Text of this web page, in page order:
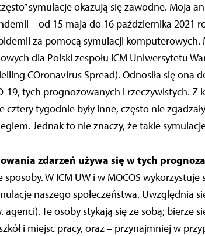
symulacje okazują się zawodne. Moja
– od 15 maja do 16 października 2021
za pomocą symulacji komputerowych.
dla Polski zespołu ICM Uniwersytetu
COronavirus Spread). Odnosiła się ona
19, tych prognozowanych i rzeczywistych. Z
tygodnie były inne, często nie
Jednak to nie znaczy, że takie
zdarzeń używa się w tych
W ICM UW i w MOCOS wykorzystuje
naszego społeczeństwa. Uwzględnia
Te osoby stykają się ze sobą; bierze
i miejsc pracy, oraz – przynajmniej w